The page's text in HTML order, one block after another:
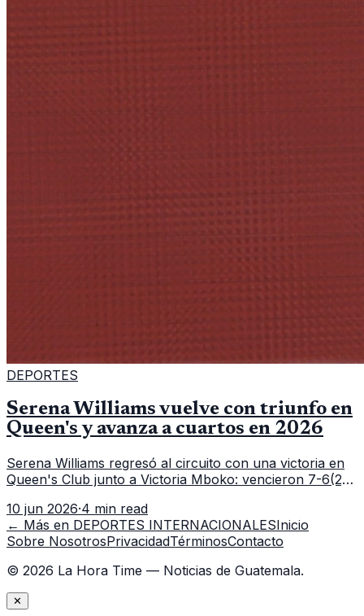
DEPORTES
Serena Williams vuelve con triunfo en
Queen's y avanza a cuartos en 2026
Serena Williams regresó al circuito con una victoria en
Queen's Club junto a Victoria Mboko: vencieron 7-6(2),
meterse en cuartos de final.
10 jun 2026·4 min read
← Más en DEPORTES INTERNACIONALESInicio
Sobre NosotrosPrivacidadTérminosContacto
© 2026 La Hora Time — Noticias de Guatemala.